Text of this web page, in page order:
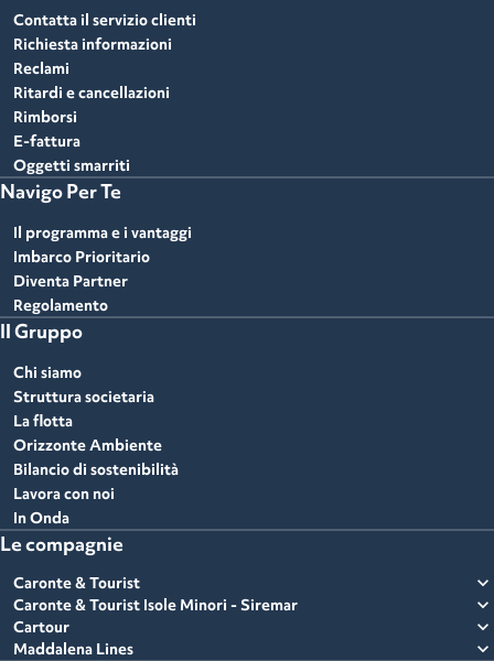
Contatta il servizio clienti
Richiesta informazioni
Reclami
Ritardi e cancellazioni
Rimborsi
E-fattura
Oggetti smarriti
Navigo Per Te
Il programma e i vantaggi
Imbarco Prioritario
Diventa Partner
Regolamento
Il Gruppo
Chi siamo
Struttura societaria
La flotta
Orizzonte Ambiente
Bilancio di sostenibilità
Lavora con noi
In Onda
Le compagnie
Caronte & Tourist expand_more
Caronte & Tourist Isole Minori - Siremar expand_more
Cartour expand_more
Maddalena Lines expand_more